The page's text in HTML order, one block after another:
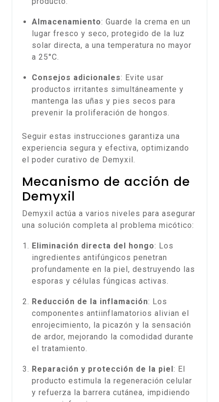
Almacenamiento: Guarde la crema en un
lugar fresco y seco, protegido de la luz
solar directa, a una temperatura no mayor
a 25°C.
Consejos adicionales: Evite usar
productos irritantes simultáneamente y
mantenga las uñas y pies secos para
prevenir la proliferación de hongos.
Seguir estas instrucciones garantiza una
experiencia segura y efectiva, optimizando
el poder curativo de Demyxil.
Mecanismo de acción de
Demyxil
Demyxil actúa a varios niveles para asegurar
una solución completa al problema micótico:
Eliminación directa del hongo: Los
ingredientes antifúngicos penetran
profundamente en la piel, destruyendo las
esporas y células fúngicas activas.
Reducción de la inflamación: Los
componentes antiinflamatorios alivian el
enrojecimiento, la picazón y la sensación
de ardor, mejorando la comodidad durante
el tratamiento.
Reparación y protección de la piel: El
producto estimula la regeneración celular
y refuerza la barrera cutánea, impidiendo